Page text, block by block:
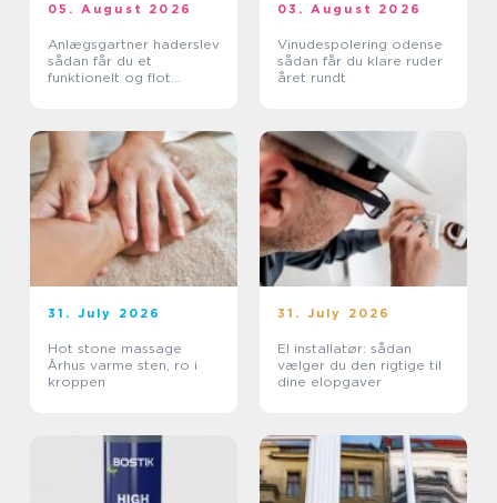
05. August 2026
Anlægsgartner haderslev
sådan får du et
funktionelt og flot
03. August 2026
Vinudespolering odense
sådan får du klare ruder
året rundt
31. July 2026
Hot stone massage
Århus varme sten, ro i
kroppen
31. July 2026
El installatør: sådan
vælger du den rigtige til
dine elopgaver